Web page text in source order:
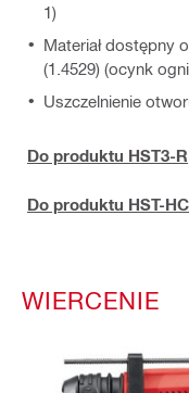
1)
Materiał dostępny
(1.4529) (ocynk
Uszczelnienie
Do produktu HST3-R
Do produktu HST-
WIERCENIE